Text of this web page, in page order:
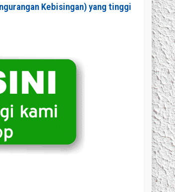
Kebisingan) yang tinggi